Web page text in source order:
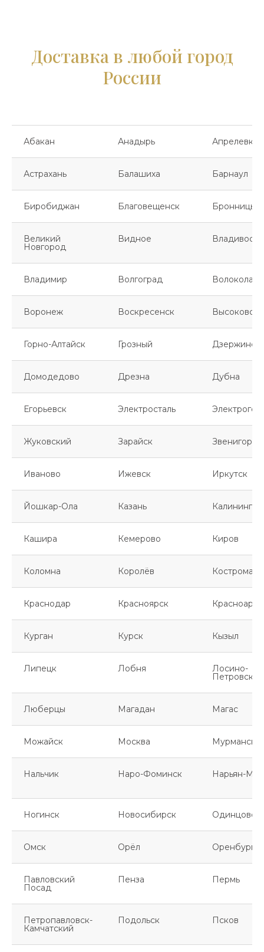
Доставка в любой город
России
Абакан Анадырь Апрелевка
Астрахань Балашиха Барнаул
Биробиджан Благовещенск Бронницы
Великий
Новгород
Видное
Владимир Волгоград
Воронеж Воскресенск Высоковск
Горно-Алтайск Грозный
Домодедово Дрезна Дубна
Егорьевск Электросталь
Жуковский Зарайск Звенигород
Иваново Ижевск Иркутск
Йошкар-Ола Казань
Кашира Кемерово Киров
Коломна Королёв Кострома
Краснодар Красноярск
Курган Курск Кызыл
Липецк Лобня Лосино-
Петровский
Люберцы Магадан Магас
Можайск Москва Мурманск
Нальчик Наро-Фоминск Нарьян-Мар
Ногинск Новосибирск Одинцово
Омск Орёл Оренбург
Павловский
Посад
Пенза Пермь
Петропавловск-
Камчатский
Подольск Псков